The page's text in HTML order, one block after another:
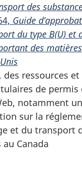
des
Guide
du type B(U) et
des
des ressources
de permis
notamment
sur la
et du transport
Canada